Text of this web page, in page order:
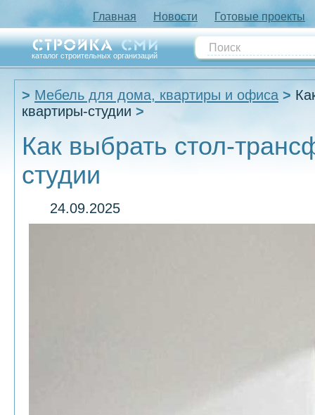
Главная Новости Готовые проекты
каталог строительных организаций
Мебель для дома, квартиры и офиса
квартиры-студии
Как выбрать стол-
студии
24.09.2025